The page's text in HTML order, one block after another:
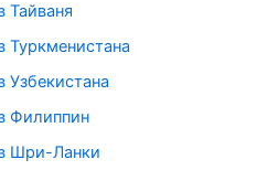
Тайваня
Туркменистана
Узбекистана
Филиппин
Шри-Ланки